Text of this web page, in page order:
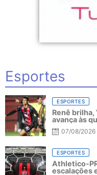
Esportes
ESPORTES
Renê
avança às
07/08/2026
ESPORTES
Athletico-
escalações